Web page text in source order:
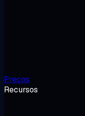
Preços
Recursos